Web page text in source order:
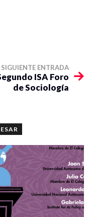
SIGUIENTE ENTRADA
ISA Foro
de Sociología